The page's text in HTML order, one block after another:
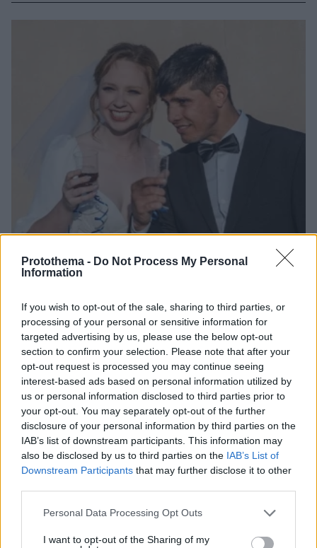
Protothema - Do Not Process My Personal
Information
If you wish to opt-out of the sale, sharing to third parties, or
processing of your personal or sensitive information for
targeted advertising by us, please use the below opt-out
section to confirm your selection. Please note that after your
opt-out request is processed you may continue seeing
interest-based ads based on personal information utilized by
us or personal information disclosed to third parties prior to
your opt-out. You may separately opt-out of the further
disclosure of your personal information by third parties on the
IAB’s list of downstream participants. This information may
also be disclosed by us to third parties on the IAB’s List of
Downstream Participants that may further disclose it to other
Please note that this website/app uses one or more Google
not limited to your visit or usage behaviour. You may click to
Personal Data Processing Opt Outs
I want to opt-out of the Sharing of my
Η απουσία μέσα στη νύχτα και η λεπτομέρεια στα
μηνύματα: Πώς η σύζυγος του Αφγανού ξεκίνησε
να τον υποπτεύεται για τη δολοφονία της
Βρετανίδας στην Κυψέλη
06.08.2026, 15:36